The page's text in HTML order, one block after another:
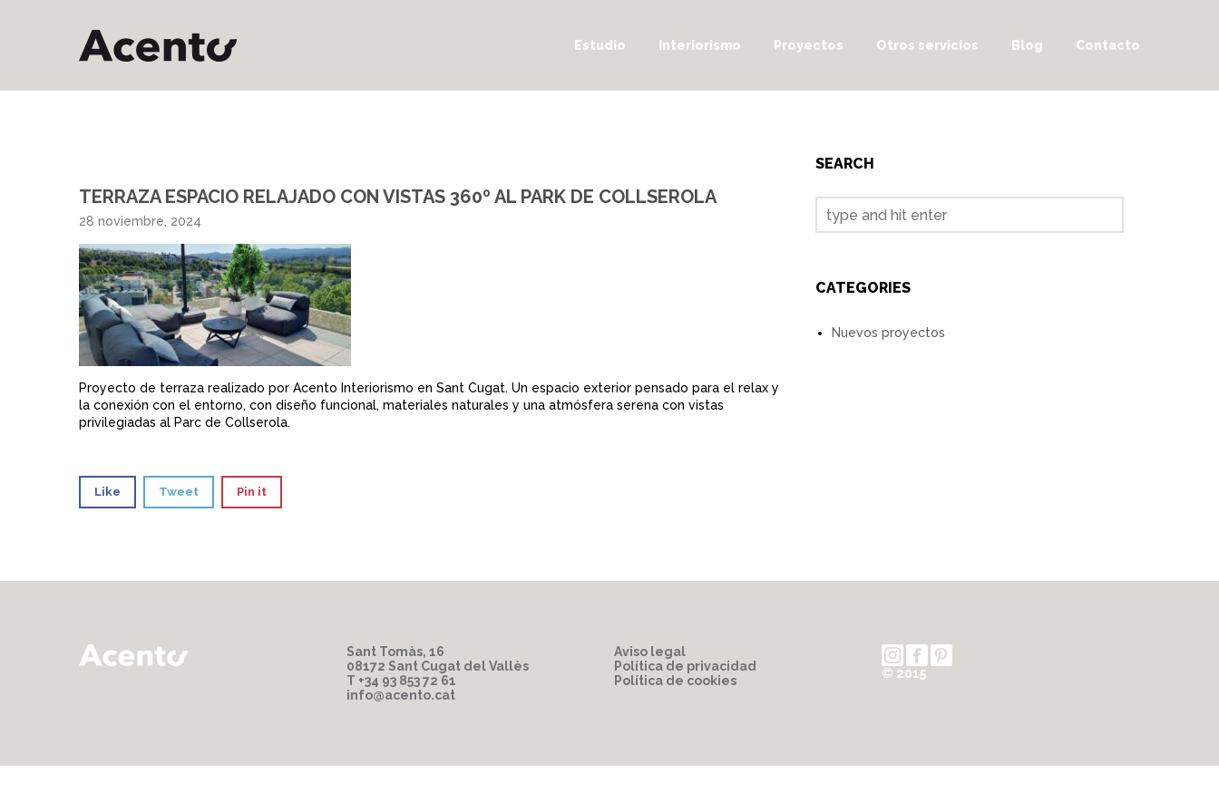
Estudio Interiorismo Proyectos Otros servicios Blog Contacto
TERRAZA ESPACIO RELAJADO CON VISTAS 360º AL PARK DE COLLSEROLA
28 noviembre, 2024
Proyecto de terraza realizado por Acento Interiorismo en Sant Cugat. Un espacio exterior pensado para el relax y
la conexión con el entorno, con diseño funcional, materiales naturales y una atmósfera serena con vistas
privilegiadas al Parc de Collserola.
Like Tweet Pin it
SEARCH
CATEGORIES
Nuevos proyectos
Sant Tomàs, 16
08172 Sant Cugat del Vallès
T +34 93 853 72 61
info@acento.cat
Aviso legal
Política de privacidad
Política de cookies
© 2015